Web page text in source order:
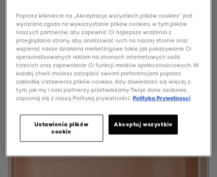
Poprzez klikniecie na „Akceptacja wszystkich plików cookies” jest
wyrażana zgoda na wykorzystanie plików cookies, w tym plików
naszych partnerów, aby zapewnić Ci najlepsze wrażenia z
przeglądania strony, aby analizować ruch na naszej stronie oraz
wspierać nasze działania marketingowe takie jak pokazywanie Ci
spersonalizowanych reklam na stronach internetowych osób
trzecich oraz zapewnienie Ci funkcji mediów społecznościowych. W
każdej chwili możesz zarządzić swoimi preferencjami poprzez
zakładkę Ustawienia plików cookies. Aby dowiedzieć się więcej o
tym, jak my i nasi partnerzy przetwarzamy Twoje dane osobowe,
zapoznaj się z naszą Polityką prywatności. Polityka Prywatnosci
Ustawienia plików
cookie
Akceptuj wszystkie